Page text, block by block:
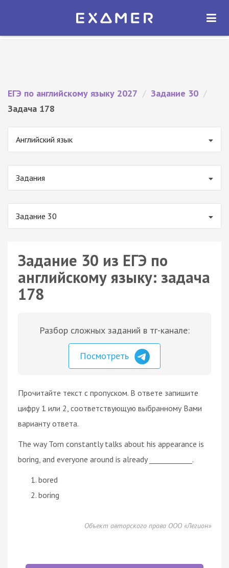
Экзамер — ЕГЭ 2027
ОТКРЫТЬ
ЕГЭ по английскому языку 2027 / Задание 30 /
Задача 178
Английский язык
Задания
Задание 30
Задание 30 из ЕГЭ по
английскому языку: задача
178
Разбор сложных заданий в тг-канале:
Посмотреть
Прочитайте текст с пропуском. В ответе запишите
цифру 1 или 2, соответствующую выбранному Вами
варианту ответа.
The way Tom constantly talks about his appearance is
boring, and everyone around is already ____________.
bored
boring
Объект авторского права ООО «Легион»